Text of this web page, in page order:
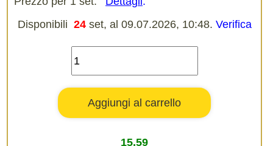
Disponibili 24 set, al 09.07.2026, 10:48. Verifica
15,59